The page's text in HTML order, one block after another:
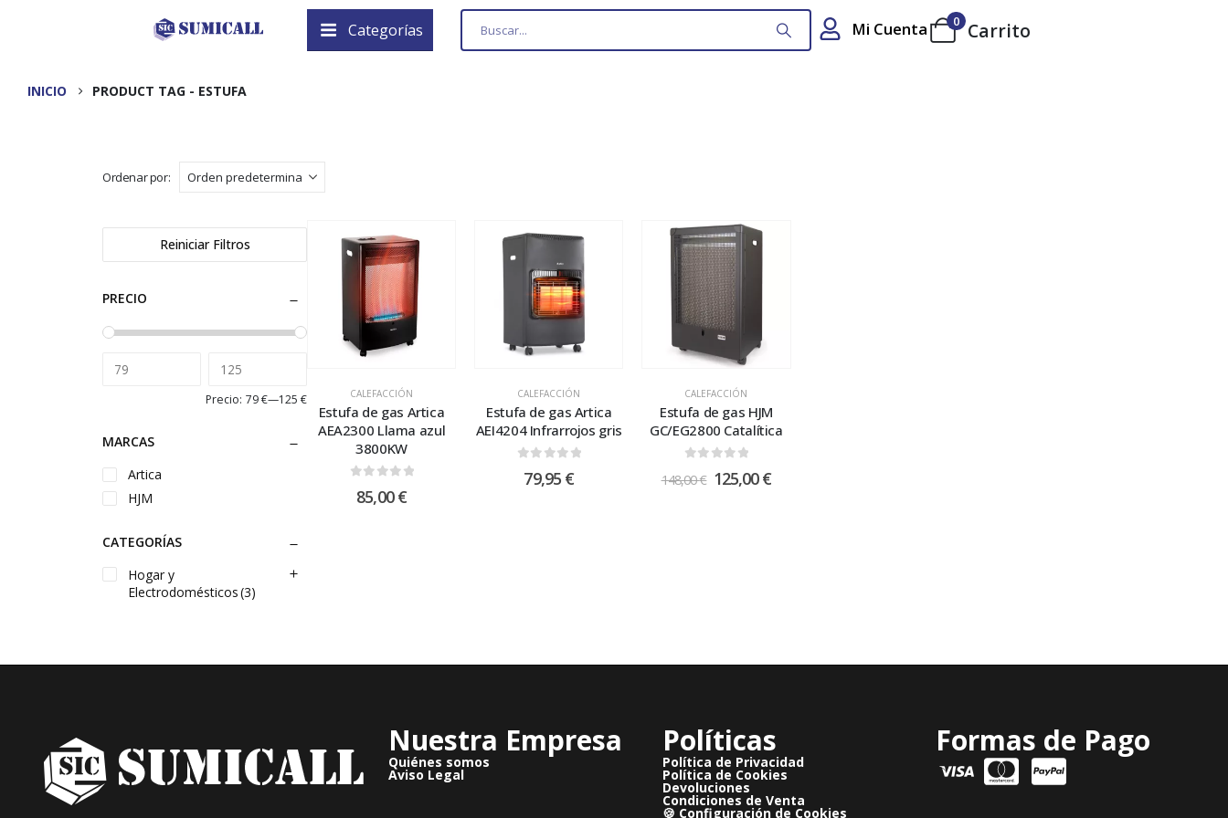
Categorías Mi Cuenta 0 Carrito
INICIO PRODUCT TAG - ESTUFA
Ordenar por:
Reiniciar Filtros
PRECIO
Precio: 79 €—125 €
MARCAS
Artica
HJM
CATEGORÍAS
Hogar y
Electrodomésticos(3)
CALEFACCIÓN
Estufa de gas Artica
AEA2300 Llama azul
3800KW
85,00€
CALEFACCIÓN
Estufa de gas Artica
AEI4204 Infrarrojos gris
79,95 €
CALEFACCIÓN
Estufa de gas HJM
GC/EG2800 Catalítica
148,00€ 125,00€
Nuestra Empresa
Quiénes somos
Aviso Legal
Políticas
Política de Privacidad
Política de Cookies
Devoluciones
Condiciones de Venta
🍪 Configuración de Cookies
Formas de Pago